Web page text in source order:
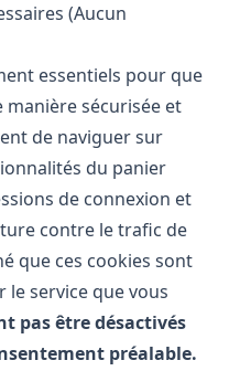
(Aucun
essentiels pour que
sécurisée et
de naviguer sur
du panier
de connexion et
contre le trafic de
que ces cookies sont
service que vous
pas être désactivés
préalable.